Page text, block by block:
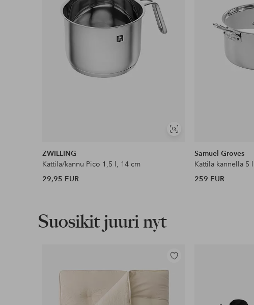
Näytä
ZWILLING
Kattila/kannu Pico 1,5 l, 14 cm
29,95 EUR
Samuel Groves
Kattila kannella 5 l
259 EUR
Suosikit juuri nyt
Lisää
suosikkeihin